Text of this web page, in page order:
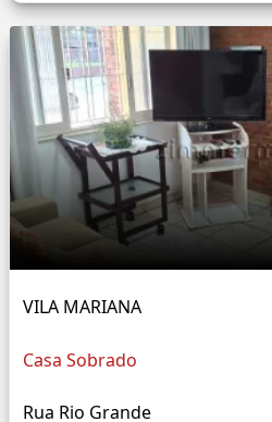
VILA MARIANA
Casa Sobrado
Rua Rio Grande